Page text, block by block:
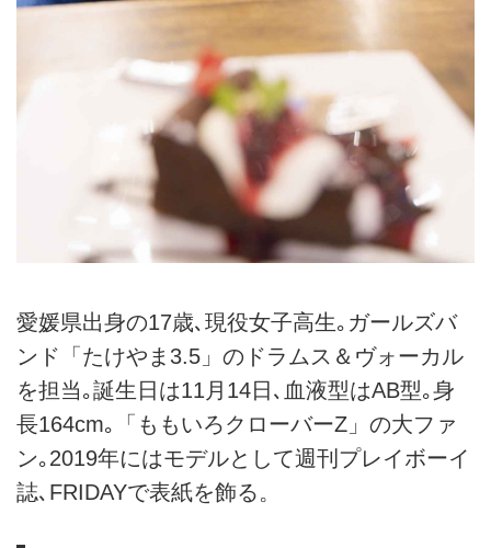
愛媛県出身の17歳､現役女子高生｡ガールズバ
ンド「たけやま3.5」のドラムス＆ヴォーカル
を担当｡誕生日は11月14日､血液型はAB型｡身
長164cm｡「ももいろクローバーZ」の大ファ
ン｡2019年にはモデルとして週刊プレイボーイ
誌､FRIDAYで表紙を飾る。